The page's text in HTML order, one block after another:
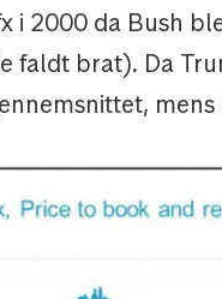
i 2000 da Bush
faldt brat). Da